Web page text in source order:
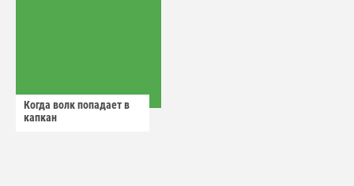
Когда волк попадает в
капкан